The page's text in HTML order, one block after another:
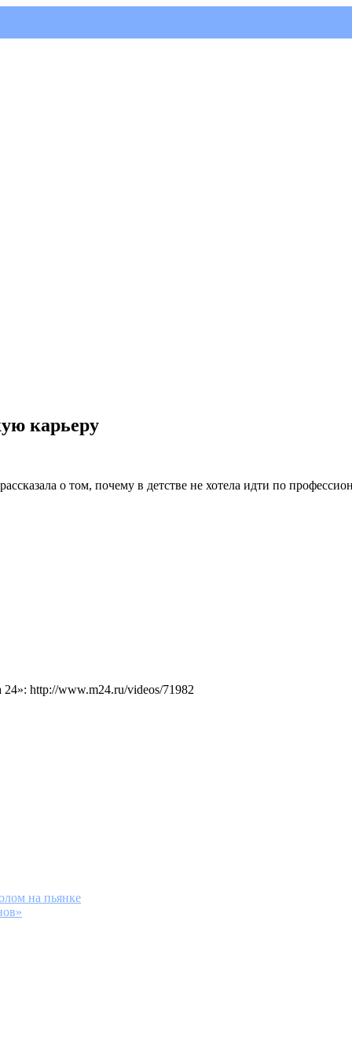
карьеру
о том, почему в детстве не хотела идти по
http://www.m24.ru/videos/71982
на пьянке